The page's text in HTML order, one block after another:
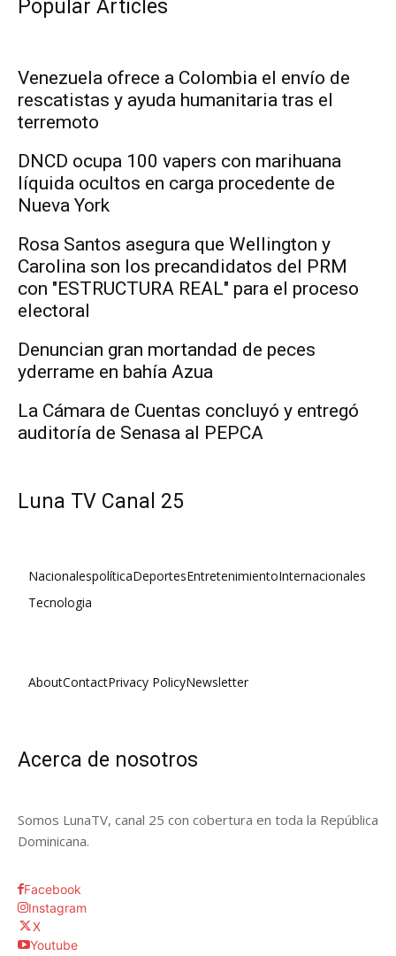
Popular Articles
Venezuela ofrece a Colombia el envío de
rescatistas y ayuda humanitaria tras el
terremoto
DNCD ocupa 100 vapers con marihuana
líquida ocultos en carga procedente de
Nueva York
Rosa Santos asegura que Wellington y
Carolina son los precandidatos del PRM
con "ESTRUCTURA REAL" para el proceso
electoral
Denuncian gran mortandad de peces
yderrame en bahía Azua
La Cámara de Cuentas concluyó y entregó
auditoría de Senasa al PEPCA
Luna TV Canal 25
NacionalespolíticaDeportesEntretenimientoInternacionales
Tecnologia
AboutContactPrivacy PolicyNewsletter
Acerca de nosotros
Somos LunaTV, canal 25 con cobertura en toda la República
Dominicana.
Facebook
Instagram
X
Youtube